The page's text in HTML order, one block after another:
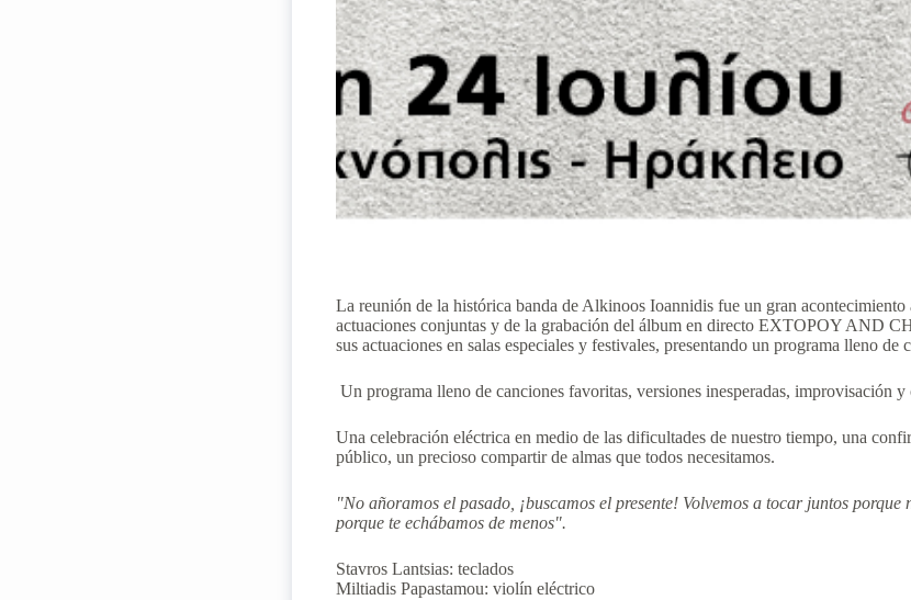
La reunión de la histórica banda de Alkinoos Ioannidis fue un gran acontecimiento
actuaciones conjuntas y de la grabación del álbum en directo EXTOPOY AND
sus actuaciones en salas especiales y festivales, presentando un programa lleno
Un programa lleno de canciones favoritas, versiones inesperadas, improvisación
Una celebración eléctrica en medio de las dificultades de nuestro tiempo, una
público, un precioso compartir de almas que todos necesitamos.
"No añoramos el pasado, ¡buscamos el presente! Volvemos a tocar juntos
porque te echábamos de menos".
Stavros Lantsias: teclados
Miltiadis Papastamou: violín eléctrico